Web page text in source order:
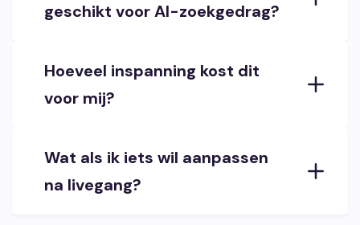
geschikt voor AI-zoekgedrag?
Hoeveel inspanning kost dit
voor mij?
Wat als ik iets wil aanpassen
na livegang?